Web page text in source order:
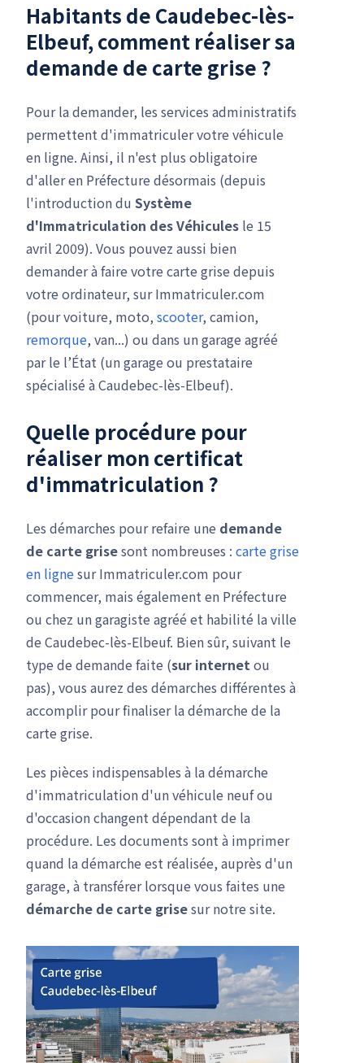
Habitants de Caudebec-lès-
Elbeuf, comment réaliser sa
demande de carte grise ?
Pour la demander, les services administratifs
permettent d'immatriculer votre véhicule
en ligne. Ainsi, il n'est plus obligatoire
d'aller en Préfecture désormais (depuis
l'introduction du Système
d'Immatriculation des Véhicules le 15
avril 2009). Vous pouvez aussi bien
demander à faire votre carte grise depuis
votre ordinateur, sur Immatriculer.com
(pour voiture, moto, scooter, camion,
remorque, van...) ou dans un garage agréé
par le l’État (un garage ou prestataire
spécialisé à Caudebec-lès-Elbeuf).
Quelle procédure pour
réaliser mon certificat
d'immatriculation ?
Les démarches pour refaire une demande
de carte grisesont nombreuses : carte grise
en lignesur Immatriculer.com pour
commencer, mais également en Préfecture
ou chez un garagiste agréé et habilité la ville
de Caudebec-lès-Elbeuf. Bien sûr, suivant le
type de demande faite (sur internetou
pas), vous aurez des démarches différentes à
accomplir pour finaliser la démarche de la
carte grise.
Les pièces indispensables à la démarche
d'immatriculation d'un véhicule neuf ou
d'occasion changent dépendant de la
procédure. Les documents sont à imprimer
quand la démarche est réalisée, auprès d'un
garage, à transférer lorsque vous faites une
démarche de carte grisesur notre site.